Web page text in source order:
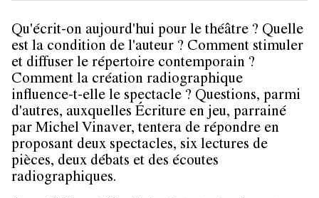
Qu'écrit-on aujourd'hui pour le théâtre ? Quelle
est la condition de l'auteur ? Comment stimuler
et diffuser le répertoire contemporain ?
Comment la création radiographique
influence-t-elle le spectacle ? Questions, parmi
d'autres, auxquelles Écriture en jeu, parrainé
par Michel Vinaver, tentera de répondre en
proposant deux spectacles, six lectures de
pièces, deux débats et des écoutes
radiographiques.